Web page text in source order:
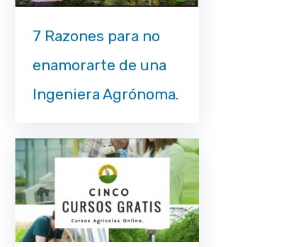
7 Razones para no
enamorarte de una
Ingeniera Agrónoma.